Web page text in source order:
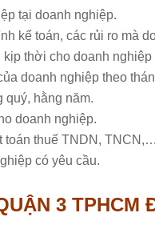
tại doanh nghiệp.
kế toán, các rủi ro mà
thời cho doanh nghiệp
doanh nghiệp theo
quý, hằng năm.
doanh nghiệp.
thuế TNDN,
có yêu cầu.
3